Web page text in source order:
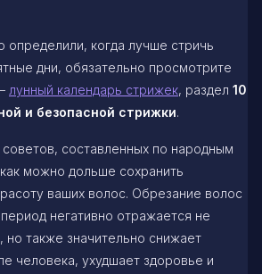
когда лучше стричь
дни, обязательно просмотрите
лунный календарь стрижек, раздел 10
и безопасной стрижки.
составленных по народным
можно дольше сохранить
ваших волос. Обрезание волос
негативно отражается не
но также значительно снижает
человека, ухудшает здоровье и